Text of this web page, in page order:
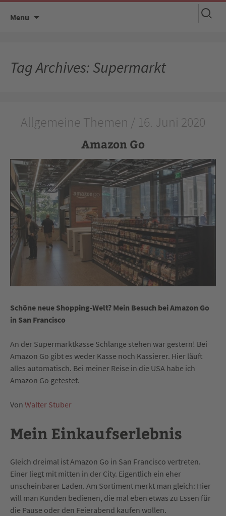
Menu
Suchen
nach:
Tag Archives: Supermarkt
Allgemeine Themen / 16. Juni 2020
Amazon Go
Schöne neue Shopping-Welt? Mein Besuch bei Amazon Go
in San Francisco
An der Supermarktkasse Schlange stehen war gestern! Bei
Amazon Go gibt es weder Kasse noch Kassierer. Hier läuft
alles automatisch. Bei meiner Reise in die USA habe ich
Amazon Go getestet.
Von Walter Stuber
Mein Einkaufserlebnis
Gleich dreimal ist Amazon Go in San Francisco vertreten.
Einer liegt mit mitten in der City. Eigentlich ein eher
unscheinbarer Laden. Am Sortiment merkt man gleich: Hier
will man Kunden bedienen, die mal eben etwas zu Essen für
die Pause oder den Feierabend kaufen wollen.